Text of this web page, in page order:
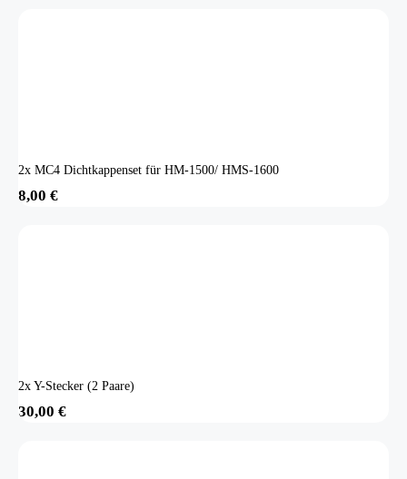
2x MC4 Dichtkappenset für HM-1500/ HMS-1600
8,00 €
2x Y-Stecker (2 Paare)
30,00 €